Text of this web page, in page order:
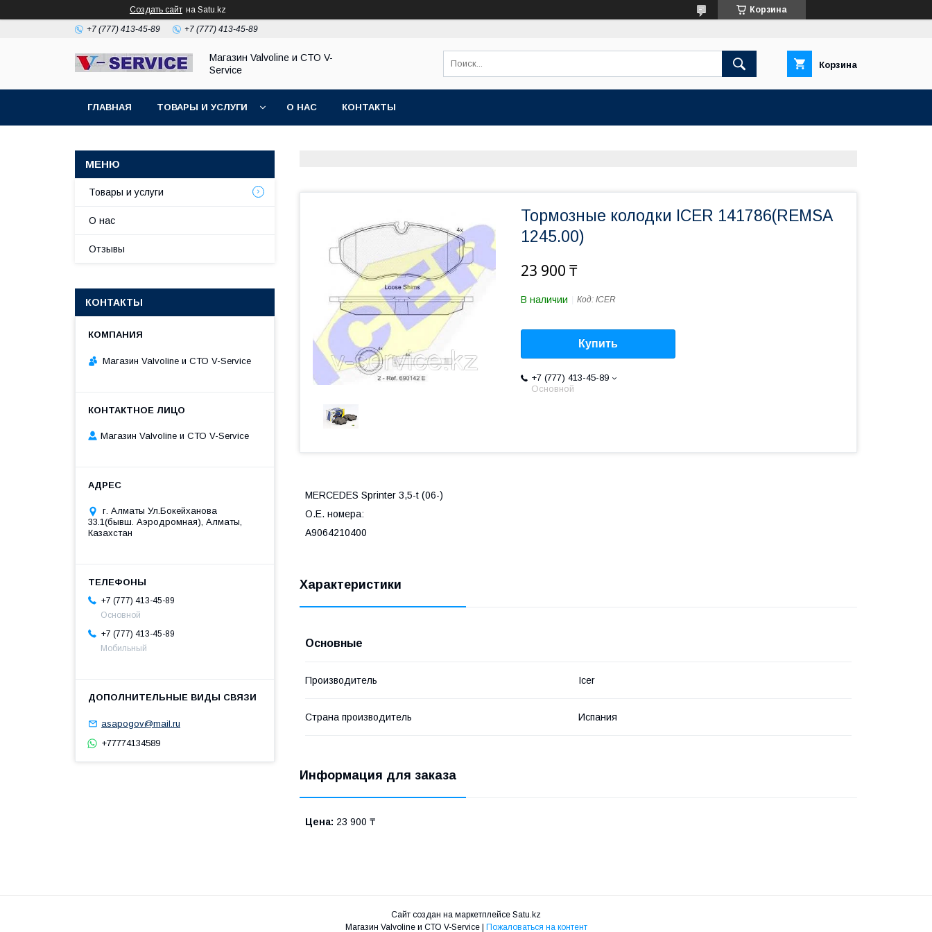
Создать сайт на Satu.kz Корзина
+7 (777) 413-45-89 +7 (777) 413-45-89
Магазин Valvoline и СТО V-
Service
Корзина
ГЛАВНАЯ ТОВАРЫ И УСЛУГИ О НАС КОНТАКТЫ
Тормозные колодки ICER 141786(REMSA
1245.00)
23 900 ₸
В наличии Код: ICER
Купить
+7 (777) 413-45-89
Основной
MERCEDES Sprinter 3,5-t (06-)
O.E. номера:
A9064210400
Характеристики
Основные
Производитель Icer
Страна производитель Испания
Информация для заказа
Цена: 23 900 ₸
Товары и услуги
О нас
Отзывы
КОНТАКТЫ
Магазин Valvoline и СТО V-Service
Магазин Valvoline и СТО V-Service
г. Алматы Ул.Бокейханова
33.1(бывш. Аэродромная), Алматы,
Казахстан
+7 (777) 413-45-89
Основной
+7 (777) 413-45-89
Мобильный
asapogov@mail.ru
+77774134589
Сайт создан на маркетплейсе Satu.kz
Пожаловаться на контент